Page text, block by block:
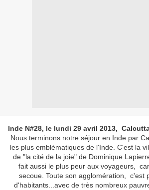
Inde N#28, le lundi 29 avril 2013,
Nous terminons notre séjour en Inde par
les plus emblématiques de l'Inde. C'est la
de "la cité de la joie" de Dominique
fait aussi le plus peur aux voyageurs,
secoue. Toute son agglomération, c'est
d'habitants...avec de très nombreux